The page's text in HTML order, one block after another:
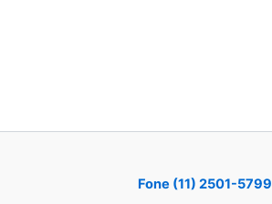
Fone (11) 2501-5799